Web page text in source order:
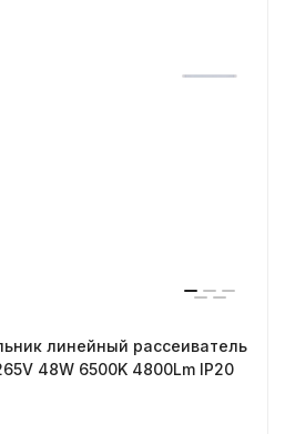
линейный рассеиватель
48W 6500K 4800Lm IP20